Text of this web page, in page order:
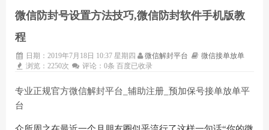
微信防封号设置方法技巧,微信防封软件手机版教
程
日期：2019年7月18日 10:37 星期四 微信解封平台
微信接单放单
浏览：2250次
评论：0条 百度已收录
专业正规官方微信解封平台_辅助注册_预加保号接单放单平
台